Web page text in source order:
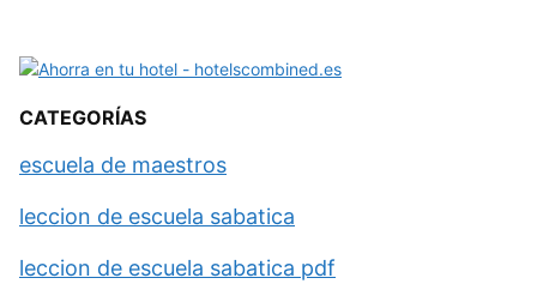
CATEGORÍAS
escuela de maestros
leccion de escuela sabatica
leccion de escuela sabatica pdf